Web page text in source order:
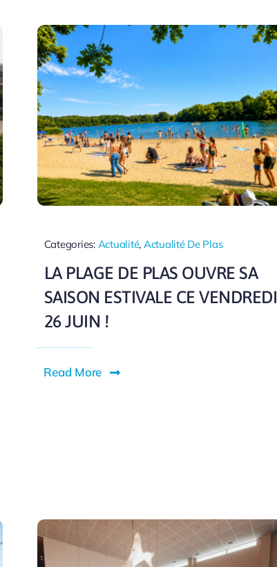
Categories: Actualité, Actualité De Plas
LA PLAGE DE PLAS OUVRE SA
SAISON ESTIVALE CE VENDREDI
26 JUIN !
Read More